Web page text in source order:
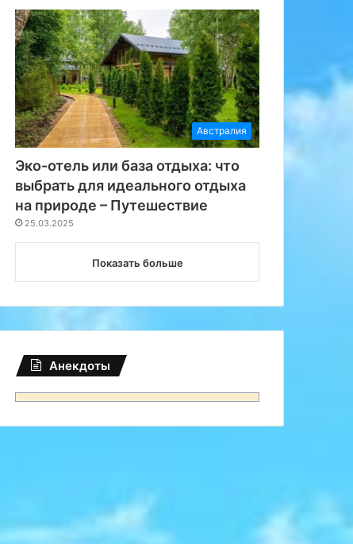
Австралия
Эко-отель или база отдыха: что
выбрать для идеального отдыха
на природе – Путешествие
25.03.2025
Показать больше
Анекдоты